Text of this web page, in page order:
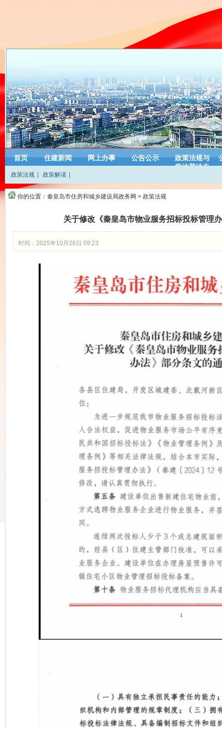
首页 住建新闻 网上办事 公告公示
政策法规与
学法普法专
政策法规 政策解读
你的位置： 秦皇岛市住房和城乡建设局政务网 > 政策法规
关于修改《秦皇岛市物业服务招标投标管理
时间：2025年10月28日 09:23